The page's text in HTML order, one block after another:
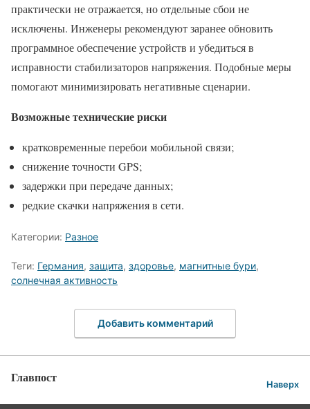
практически не отражается, но отдельные сбои не
исключены. Инженеры рекомендуют заранее обновить
программное обеспечение устройств и убедиться в
исправности стабилизаторов напряжения. Подобные меры
помогают минимизировать негативные сценарии.
Возможные технические риски
кратковременные перебои мобильной связи;
снижение точности GPS;
задержки при передаче данных;
редкие скачки напряжения в сети.
Категории: Разное
Теги: Германия, защита, здоровье, магнитные бури,
солнечная активность
Добавить комментарий
Главпост Наверх